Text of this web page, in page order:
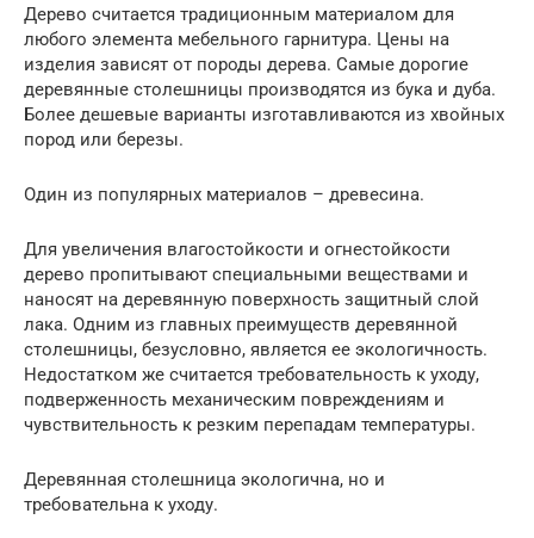
Дерево считается традиционным материалом для
любого элемента мебельного гарнитура. Цены на
изделия зависят от породы дерева. Самые дорогие
деревянные столешницы производятся из бука и дуба.
Более дешевые варианты изготавливаются из хвойных
пород или березы.
Один из популярных материалов – древесина.
Для увеличения влагостойкости и огнестойкости
дерево пропитывают специальными веществами и
наносят на деревянную поверхность защитный слой
лака. Одним из главных преимуществ деревянной
столешницы, безусловно, является ее экологичность.
Недостатком же считается требовательность к уходу,
подверженность механическим повреждениям и
чувствительность к резким перепадам температуры.
Деревянная столешница экологична, но и
требовательна к уходу.